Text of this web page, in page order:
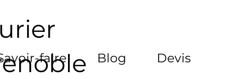
faire Blog Devis